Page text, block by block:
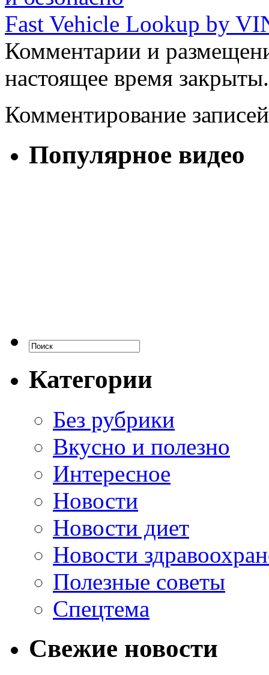
Fast Vehicle Lookup by
Комментарии и
настоящее время закрыты.
Комментирование
Популярное видео
Категории
Без рубрики
Вкусно и полезно
Интересное
Новости
Новости диет
Новости
Полезные советы
Спецтема
Свежие новости